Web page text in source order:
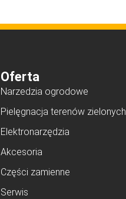
Oferta
Narzedzia ogrodowe
Pielęgnacja terenów zielonych
Elektronarzędzia
Akcesoria
Części zamienne
Serwis